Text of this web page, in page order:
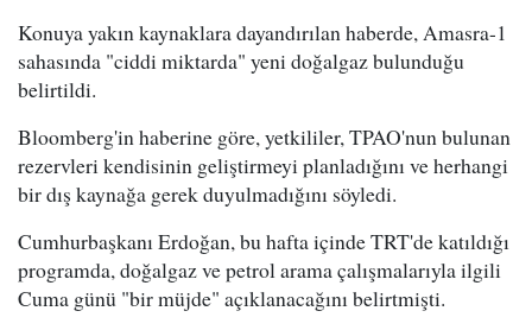
Konuya yakın kaynaklara dayandırılan haberde, Amasra-1
sahasında "ciddi miktarda" yeni doğalgaz bulunduğu
belirtildi.
Bloomberg'in haberine göre, yetkililer, TPAO'nun bulunan
rezervleri kendisinin geliştirmeyi planladığını ve herhangi
bir dış kaynağa gerek duyulmadığını söyledi.
Cumhurbaşkanı Erdoğan, bu hafta içinde TRT'de katıldığı
programda, doğalgaz ve petrol arama çalışmalarıyla ilgili
Cuma günü "bir müjde" açıklanacağını belirtmişti.